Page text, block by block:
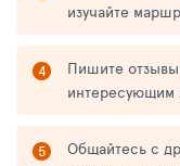
изучайте
Пишите
интересующим
Общайтесь с